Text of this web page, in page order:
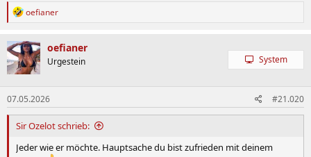
R
k
t
i
o
n
e
n
:
oefianer
oefianer
Urgestein System
07.05.2026 #21.020
Sir Ozelot schrieb:
Jeder wie er möchte. Hauptsache du bist zufrieden mit deinem